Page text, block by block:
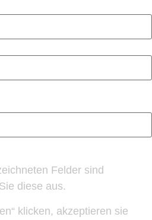
Felder sind
diese aus.
klicken, akzeptieren sie